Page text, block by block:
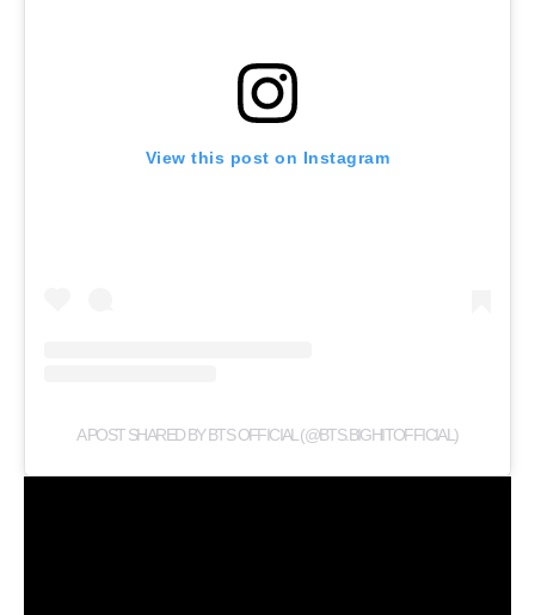
View this post on Instagram
A POST SHARED BY BTS OFFICIAL (@BTS.BIGHITOFFICIAL)